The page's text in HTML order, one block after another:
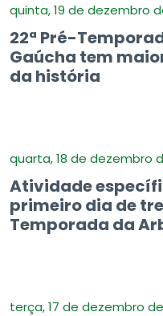
quinta, 19 de dezembro
22ª Pré-
Gaúcha tem
da história
quarta, 18 de dezembro
Atividade
primeiro dia de
Temporada da
terça, 17 de dezembro